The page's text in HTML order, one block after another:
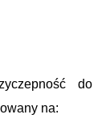
do
na: